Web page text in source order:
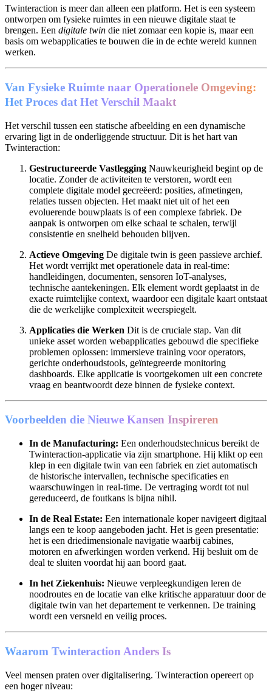
Twinteraction is meer dan alleen een platform. Het is een systeem
ontworpen om fysieke ruimtes in een nieuwe digitale staat te
brengen. Een digitale twin die niet zomaar een kopie is, maar een
basis om webapplicaties te bouwen die in de echte wereld kunnen
werken.
Van Fysieke Ruimte naar Operationele Omgeving:
Het Proces dat Het Verschil Maakt
Het verschil tussen een statische afbeelding en een dynamische
ervaring ligt in de onderliggende structuur. Dit is het hart van
Twinteraction:
Gestructureerde Vastlegging Nauwkeurigheid begint op de
locatie. Zonder de activiteiten te verstoren, wordt een
complete digitale model gecreëerd: posities, afmetingen,
relaties tussen objecten. Het maakt niet uit of het een
evoluerende bouwplaats is of een complexe fabriek. De
aanpak is ontworpen om elke schaal te schalen, terwijl
consistentie en snelheid behouden blijven.
Actieve Omgeving De digitale twin is geen passieve archief.
Het wordt verrijkt met operationele data in real-time:
handleidingen, documenten, sensoren IoT-analyses,
technische aantekeningen. Elk element wordt geplaatst in de
exacte ruimtelijke context, waardoor een digitale kaart ontstaat
die de werkelijke complexiteit weerspiegelt.
Applicaties die Werken Dit is de cruciale stap. Van dit
unieke asset worden webapplicaties gebouwd die specifieke
problemen oplossen: immersieve training voor operators,
gerichte onderhoudstools, geïntegreerde monitoring
dashboards. Elke applicatie is voortgekomen uit een concrete
vraag en beantwoordt deze binnen de fysieke context.
Voorbeelden die Nieuwe Kansen Inspireren
In de Manufacturing: Een onderhoudstechnicus bereikt de
Twinteraction-applicatie via zijn smartphone. Hij klikt op een
klep in een digitale twin van een fabriek en ziet automatisch
de historische intervallen, technische specificaties en
waarschuwingen in real-time. De vertraging wordt tot nul
gereduceerd, de foutkans is bijna nihil.
In de Real Estate: Een internationale koper navigeert digitaal
langs een te koop aangeboden jacht. Het is geen presentatie:
het is een driedimensionale navigatie waarbij cabines,
motoren en afwerkingen worden verkend. Hij besluit om de
deal te sluiten voordat hij aan boord gaat.
In het Ziekenhuis: Nieuwe verpleegkundigen leren de
noodroutes en de locatie van elke kritische apparatuur door de
digitale twin van het departement te verkennen. De training
wordt een versneld en veilig proces.
Waarom Twinteraction Anders Is
Veel mensen praten over digitalisering. Twinteraction opereert op
een hoger niveau: